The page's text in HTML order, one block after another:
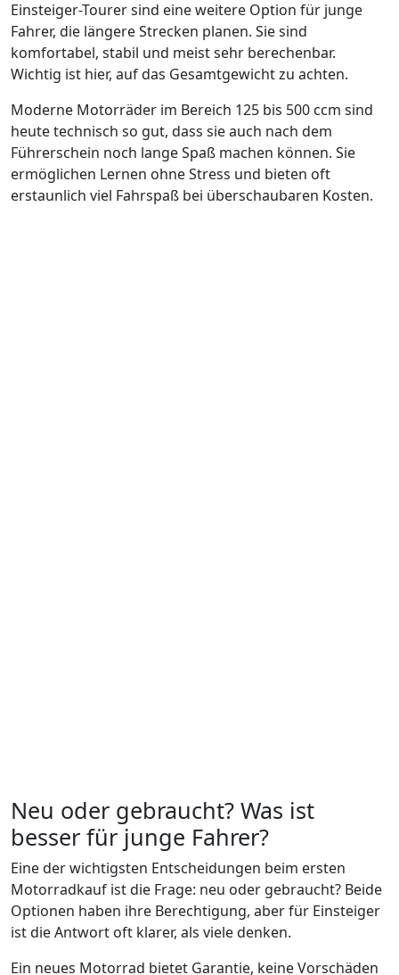
Einsteiger-Tourer sind eine weitere Option für junge
Fahrer, die längere Strecken planen. Sie sind
komfortabel, stabil und meist sehr berechenbar.
Wichtig ist hier, auf das Gesamtgewicht zu achten.
Moderne Motorräder im Bereich 125 bis 500 ccm sind
heute technisch so gut, dass sie auch nach dem
Führerschein noch lange Spaß machen können. Sie
ermöglichen Lernen ohne Stress und bieten oft
erstaunlich viel Fahrspaß bei überschaubaren Kosten.
Neu oder gebraucht? Was ist
besser für junge Fahrer?
Eine der wichtigsten Entscheidungen beim ersten
Motorradkauf ist die Frage: neu oder gebraucht? Beide
Optionen haben ihre Berechtigung, aber für Einsteiger
ist die Antwort oft klarer, als viele denken.
Ein neues Motorrad bietet Garantie, keine Vorschäden